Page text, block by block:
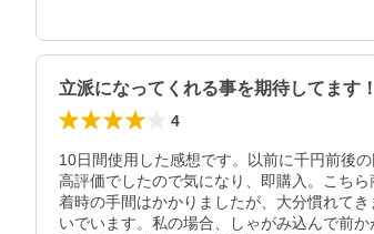
立派になってくれる事を期待してます
4
10日間使用した感想です。以前に千円前後
高評価でしたので気になり、即購入。こち
着時の手間はかかりましたが、大分慣れて
いでいます。私の場合、しゃがみ込んで前